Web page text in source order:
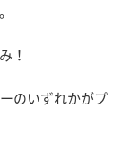
！
のいずれかがプ